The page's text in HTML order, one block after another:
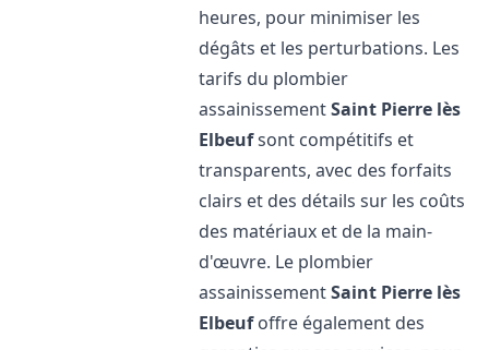
heures, pour minimiser les
dégâts et les perturbations. Les
tarifs du plombier
assainissementSaint Pierre lès
Elbeufsont compétitifs et
transparents, avec des forfaits
clairs et des détails sur les coûts
des matériaux et de la main-
d'œuvre. Le plombier
assainissementSaint Pierre lès
Elbeufoffre également des